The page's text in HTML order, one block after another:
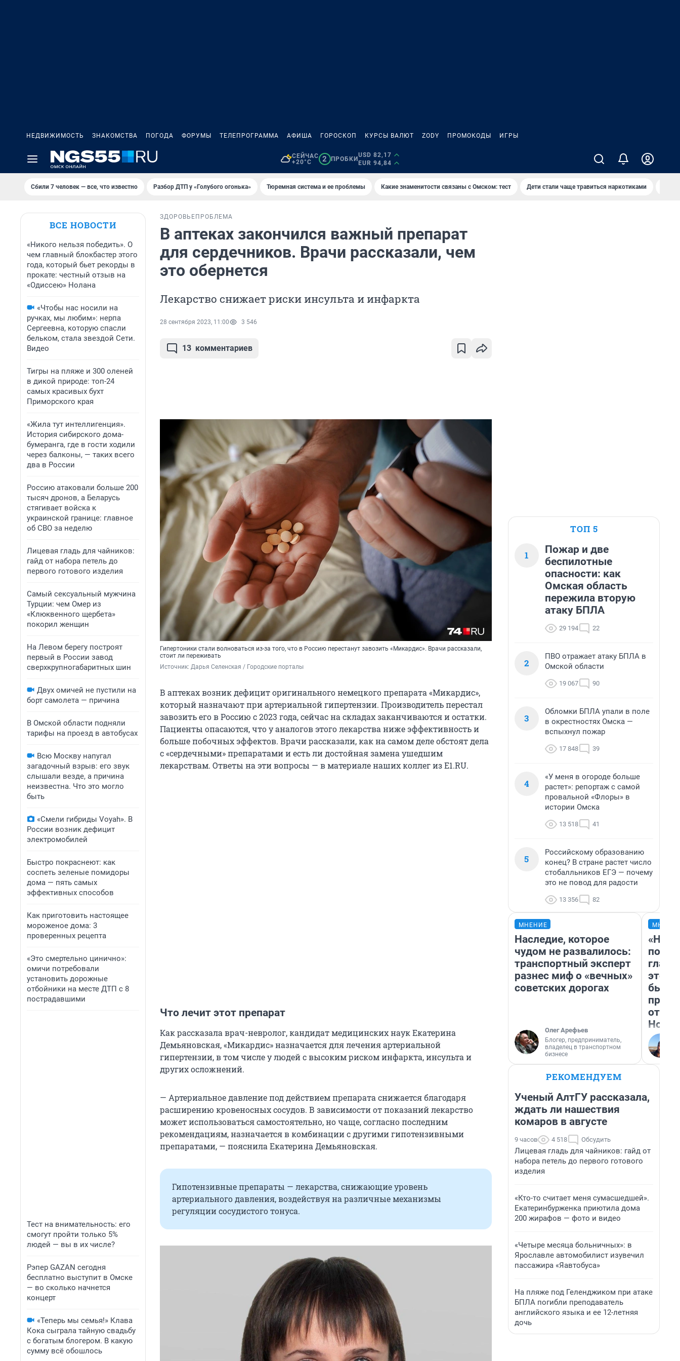
НЕДВИЖИМОСТЬ ЗНАКОМСТВА ПОГОДА ФОРУМЫ ТЕЛЕПРОГРАММА АФИША ГОРОСКОП КУРСЫ ВАЛЮТ ZODY ПРОМОКОДЫ ИГРЫ
СЕЙЧАС
+20°C
2 ПРОБКИ
USD 82,17
EUR 94,84
Сбили 7 человек — все, что известно Разбор ДТП у «Голубого огонька» Тюремная система и ее проблемы Какие знаменитости связаны с Омском: тест Дети стали чаще травиться наркотиками
ВСЕ НОВОСТИ
«Никого нельзя победить». О
чем главный блокбастер этого
года, который бьет рекорды в
прокате: честный отзыв на
«Одиссею» Нолана
«Чтобы нас носили на
ручках, мы любим»: нерпа
Сергеевна, которую спасли
бельком, стала звездой Сети.
Видео
Тигры на пляже и 300 оленей
в дикой природе: топ-24
самых красивых бухт
Приморского края
«Жила тут интеллигенция».
История сибирского дома-
бумеранга, где в гости ходили
через балконы, — таких всего
два в России
Россию атаковали больше 200
тысяч дронов, а Беларусь
стягивает войска к
украинской границе: главное
об СВО за неделю
Лицевая гладь для чайников:
гайд от набора петель до
первого готового изделия
Самый сексуальный мужчина
Турции: чем Омер из
«Клюквенного щербета»
покорил женщин
На Левом берегу построят
первый в России завод
сверхкрупногабаритных шин
Двух омичей не пустили на
борт самолета — причина
В Омской области подняли
тарифы на проезд в автобусах
Всю Москву напугал
загадочный взрыв: его звук
слышали везде, а причина
неизвестна. Что это могло
быть
«Смели гибриды Voyah». В
России возник дефицит
электромобилей
Быстро покраснеют: как
соспеть зеленые помидоры
дома — пять самых
эффективных способов
Как приготовить настоящее
мороженое дома: 3
проверенных рецепта
«Это смертельно цинично»:
омичи потребовали
установить дорожные
отбойники на месте ДТП с 8
пострадавшими
Тест на внимательность: его
смогут пройти только 5%
людей — вы в их числе?
Рэпер GAZAN сегодня
бесплатно выступит в Омске
— во сколько начнется
концерт
«Теперь мы семья!» Клава
Кока сыграла тайную свадьбу
с богатым блогером. В какую
сумму всё обошлось
ЗДОРОВЬЕ ПРОБЛЕМА
В аптеках закончился важный препарат
для сердечников. Врачи рассказали, чем
это обернется
Лекарство снижает риски инсульта и инфаркта
28 сентября 2023, 11:00 3 546
13 комментариев
Гипертоники стали волноваться из-за того, что в Россию перестанут завозить «Микардис». Врачи рассказали,
стоит ли переживать
Источник: Дарья Селенская / Городские порталы
В аптеках возник дефицит оригинального немецкого препарата «Микардис»,
который назначают при артериальной гипертензии. Производитель перестал
завозить его в Россию с 2023 года, сейчас на складах заканчиваются и остатки.
Пациенты опасаются, что у аналогов этого лекарства ниже эффективность и
больше побочных эффектов. Врачи рассказали, как на самом деле обстоят дела
с «сердечными» препаратами и есть ли достойная замена ушедшим
лекарствам. Ответы на эти вопросы — в материале наших коллег из E1.RU.
Что лечит этот препарат
Как рассказала врач-невролог, кандидат медицинских наук Екатерина
Демьяновская, «Микардис» назначается для лечения артериальной
гипертензии, в том числе у людей с высоким риском инфаркта, инсульта и
других осложнений.
— Артериальное давление под действием препарата снижается благодаря
расширению кровеносных сосудов. В зависимости от показаний лекарство
может использоваться самостоятельно, но чаще, согласно последним
рекомендациям, назначается в комбинации с другими гипотензивными
препаратами, — пояснила Екатерина Демьяновская.
Гипотензивные препараты — лекарства, снижающие уровень
артериального давления, воздействуя на различные механизмы
регуляции сосудистого тонуса.
ТОП 5
1
Пожар и две
беспилотные
опасности: как
Омская область
пережила вторую
атаку БПЛА
29 194 22
2
ПВО отражает атаку БПЛА в
Омской области
19 067 90
3
Обломки БПЛА упали в поле
в окрестностях Омска —
вспыхнул пожар
17 848 39
4
«У меня в огороде больше
растет»: репортаж с самой
провальной «Флоры» в
истории Омска
13 518 41
5
Российскому образованию
конец? В стране растет число
стобалльников ЕГЭ — почему
это не повод для радости
13 356 82
МНЕНИЕ
Наследие, которое
чудом не развалилось:
транспортный эксперт
разнес миф о «вечных»
советских дорогах
Олег Арефьев
Блогер, предприниматель,
владелец в транспортном
бизнесе
этого
бьет
РЕКОМЕНДУЕМ
Ученый АлтГУ рассказала,
ждать ли нашествия
комаров в августе
9 часов 4 518 Обсудить
Лицевая гладь для чайников: гайд от
набора петель до первого готового
изделия
«Кто-то считает меня сумасшедшей».
Екатеринбурженка приютила дома
200 жирафов — фото и видео
«Четыре месяца больничных»: в
Ярославле автомобилист изувечил
пассажира «Яавтобуса»
На пляже под Геленджиком при атаке
БПЛА погибли преподаватель
английского языка и ее 12-летняя
дочь